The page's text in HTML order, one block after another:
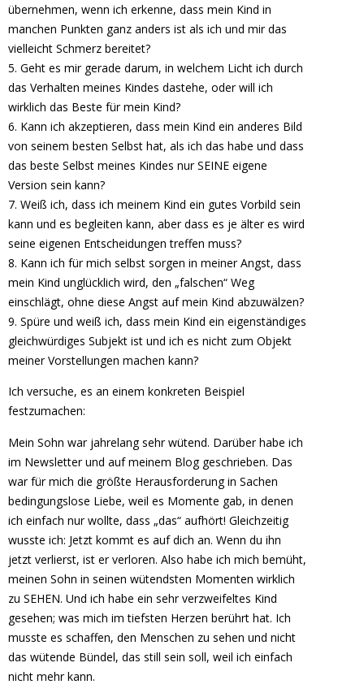
übernehmen, wenn ich erkenne, dass mein Kind in
manchen Punkten ganz anders ist als ich und mir das
vielleicht Schmerz bereitet?
5. Geht es mir gerade darum, in welchem Licht ich durch
das Verhalten meines Kindes dastehe, oder will ich
wirklich das Beste für mein Kind?
6. Kann ich akzeptieren, dass mein Kind ein anderes Bild
von seinem besten Selbst hat, als ich das habe und dass
das beste Selbst meines Kindes nur SEINE eigene
Version sein kann?
7. Weiß ich, dass ich meinem Kind ein gutes Vorbild sein
kann und es begleiten kann, aber dass es je älter es wird
seine eigenen Entscheidungen treffen muss?
8. Kann ich für mich selbst sorgen in meiner Angst, dass
mein Kind unglücklich wird, den „falschen“ Weg
einschlägt, ohne diese Angst auf mein Kind abzuwälzen?
9. Spüre und weiß ich, dass mein Kind ein eigenständiges
gleichwürdiges Subjekt ist und ich es nicht zum Objekt
meiner Vorstellungen machen kann?
Ich versuche, es an einem konkreten Beispiel
festzumachen:
Mein Sohn war jahrelang sehr wütend. Darüber habe ich
im Newsletter und auf meinem Blog geschrieben. Das
war für mich die größte Herausforderung in Sachen
bedingungslose Liebe, weil es Momente gab, in denen
ich einfach nur wollte, dass „das“ aufhört! Gleichzeitig
wusste ich: Jetzt kommt es auf dich an. Wenn du ihn
jetzt verlierst, ist er verloren. Also habe ich mich bemüht,
meinen Sohn in seinen wütendsten Momenten wirklich
zu SEHEN. Und ich habe ein sehr verzweifeltes Kind
gesehen; was mich im tiefsten Herzen berührt hat. Ich
musste es schaffen, den Menschen zu sehen und nicht
das wütende Bündel, das still sein soll, weil ich einfach
nicht mehr kann.